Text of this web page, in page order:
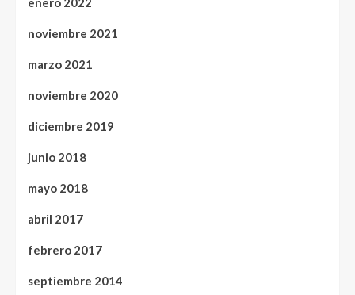
noviembre 2021
marzo 2021
noviembre 2020
diciembre 2019
junio 2018
mayo 2018
abril 2017
febrero 2017
septiembre 2014